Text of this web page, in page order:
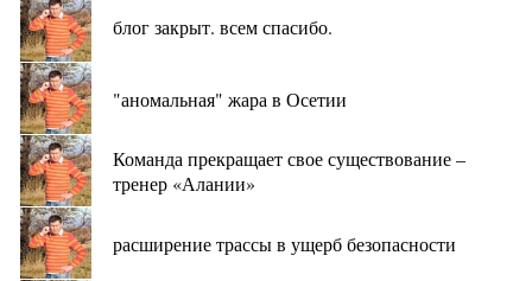
блог закрыт. всем спасибо.
"аномальная" жара в Осетии
Команда прекращает свое существование –
тренер «Алании»
расширение трассы в ущерб безопасности